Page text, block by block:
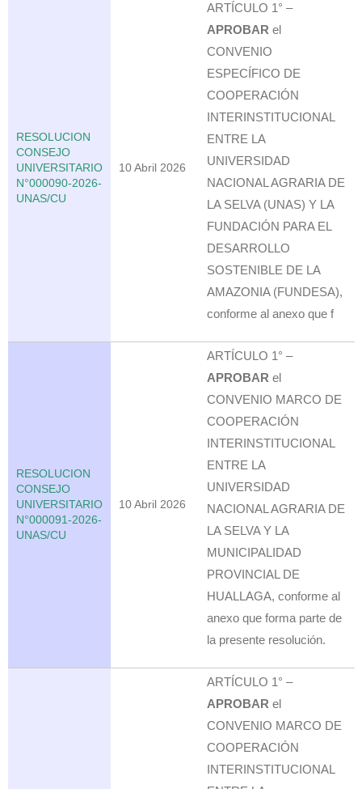
RESOLUCION
CONSEJO
UNIVERSITARIO
N°000090-2026-
UNAS/CU
10 Abril 2026
ARTÍCULO 1° –
APROBARel
CONVENIO
ESPECÍFICO DE
COOPERACIÓN
INTERINSTITUCIONAL
ENTRE LA
UNIVERSIDAD
NACIONAL AGRARIA DE
LA SELVA (UNAS) Y LA
FUNDACIÓN PARA EL
DESARROLLO
SOSTENIBLE DE LA
AMAZONIA (FUNDESA),
conforme al anexo que f
RESOLUCION
CONSEJO
UNIVERSITARIO
N°000091-2026-
UNAS/CU
10 Abril 2026
ARTÍCULO 1° –
APROBARel
CONVENIO MARCO DE
COOPERACIÓN
INTERINSTITUCIONAL
ENTRE LA
UNIVERSIDAD
NACIONAL AGRARIA DE
LA SELVA Y LA
MUNICIPALIDAD
PROVINCIAL DE
HUALLAGA, conforme al
anexo que forma parte de
la presente resolución.
ARTÍCULO 1° –
APROBARel
CONVENIO MARCO DE
COOPERACIÓN
INTERINSTITUCIONAL